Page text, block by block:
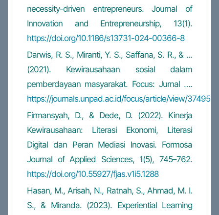
necessity-driven entrepreneurs. Journal of
Innovation and Entrepreneurship, 13(1).
https://doi.org/10.1186/s13731-024-00366-8
Darwis, R. S., Miranti, Y. S., Saffana, S. R., & ...
(2021). Kewirausahaan sosial dalam
pemberdayaan masyarakat. Focus: Jurnal ….
https://journals.unpad.ac.id/focus/article/view/37495
Firmansyah, D., & Dede, D. (2022). Kinerja
Kewirausahaan: Literasi Ekonomi, Literasi
Digital dan Peran Mediasi Inovasi. Formosa
Journal of Applied Sciences, 1(5), 745–762.
https://doi.org/10.55927/fjas.v1i5.1288
Hasan, M., Arisah, N., Ratnah, S., Ahmad, M. I.
S., & Miranda. (2023). Experiential Learning